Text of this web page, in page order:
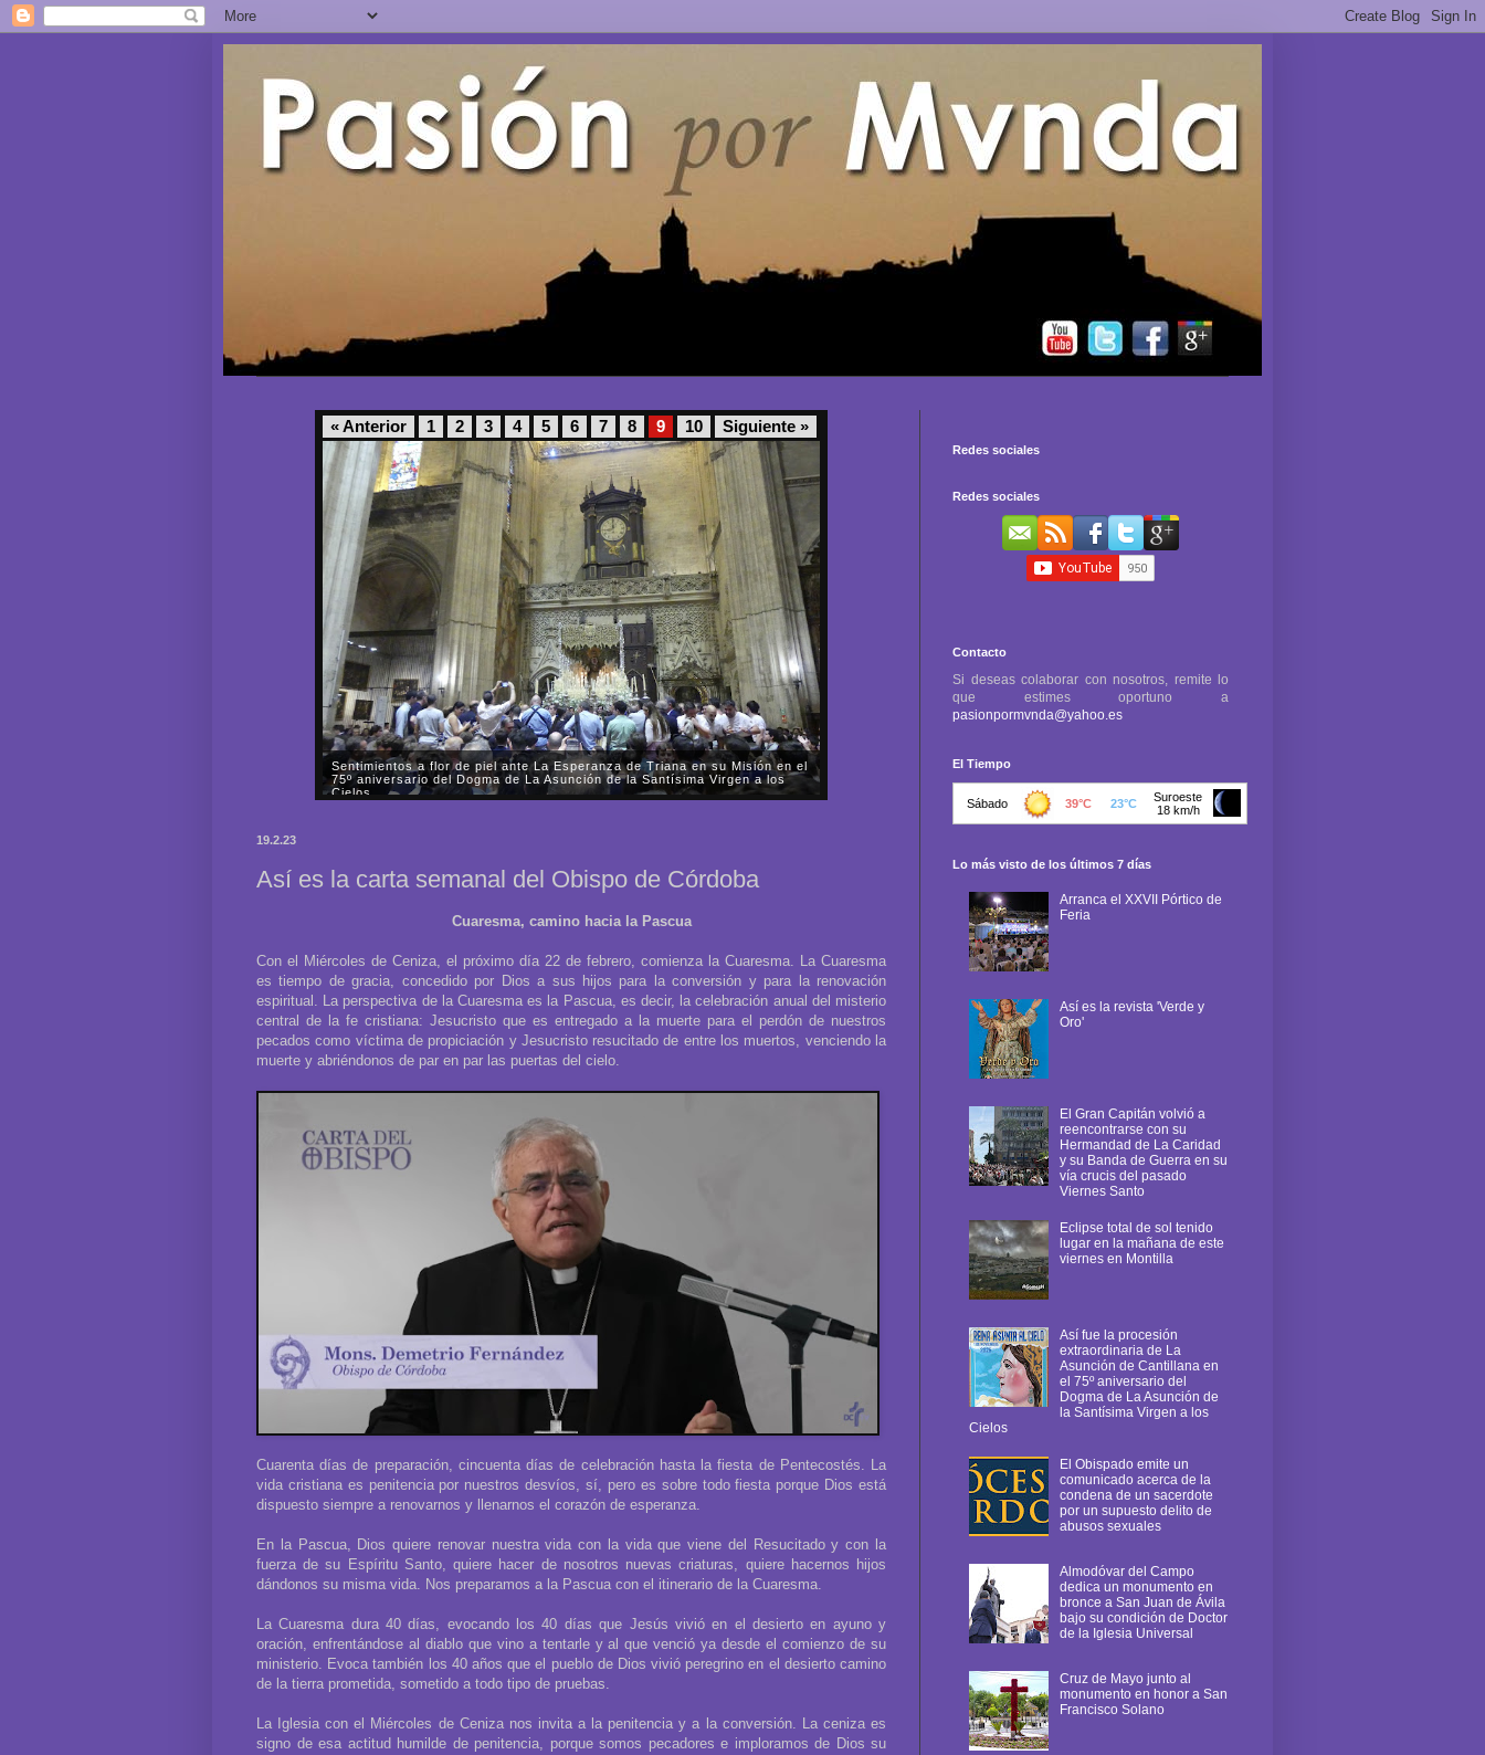
« Anterior 1 2 3 4 5 6 7 8 9 10 Siguiente »
Sentimientos a flor de piel ante La Esperanza de Triana en su Misión en el
75º aniversario del Dogma de La Asunción de la Santísima Virgen a los
Cielos
19.2.23
Así es la carta semanal del Obispo de Córdoba
Cuaresma, camino hacia la Pascua
Con el Miércoles de Ceniza, el próximo día 22 de febrero, comienza la Cuaresma. La Cuaresma
es tiempo de gracia, concedido por Dios a sus hijos para la conversión y para la renovación
espiritual. La perspectiva de la Cuaresma es la Pascua, es decir, la celebración anual del misterio
central de la fe cristiana: Jesucristo que es entregado a la muerte para el perdón de nuestros
pecados como víctima de propiciación y Jesucristo resucitado de entre los muertos, venciendo la
muerte y abriéndonos de par en par las puertas del cielo.
Cuarenta días de preparación, cincuenta días de celebración hasta la fiesta de Pentecostés. La
vida cristiana es penitencia por nuestros desvíos, sí, pero es sobre todo fiesta porque Dios está
dispuesto siempre a renovarnos y llenarnos el corazón de esperanza.
En la Pascua, Dios quiere renovar nuestra vida con la vida que viene del Resucitado y con la
fuerza de su Espíritu Santo, quiere hacer de nosotros nuevas criaturas, quiere hacernos hijos
dándonos su misma vida. Nos preparamos a la Pascua con el itinerario de la Cuaresma.
La Cuaresma dura 40 días, evocando los 40 días que Jesús vivió en el desierto en ayuno y
oración, enfrentándose al diablo que vino a tentarle y al que venció ya desde el comienzo de su
ministerio. Evoca también los 40 años que el pueblo de Dios vivió peregrino en el desierto camino
de la tierra prometida, sometido a todo tipo de pruebas.
La Iglesia con el Miércoles de Ceniza nos invita a la penitencia y a la conversión. La ceniza es
signo de esa actitud humilde de penitencia, porque somos pecadores e imploramos de Dios su
Redes sociales
Redes sociales
Contacto
Si deseas colaborar con nosotros, remite lo
que estimes oportuno a
pasionpormvnda@yahoo.es
El Tiempo
Lo más visto de los últimos 7 días
Arranca el XXVII Pórtico de
Feria
Así es la revista 'Verde y
Oro'
El Gran Capitán volvió a
reencontrarse con su
Hermandad de La Caridad
y su Banda de Guerra en su
vía crucis del pasado
Viernes Santo
Eclipse total de sol tenido
lugar en la mañana de este
viernes en Montilla
Así fue la procesión
extraordinaria de La
Asunción de Cantillana en
el 75º aniversario del
Dogma de La Asunción de
la Santísima Virgen a los
Cielos
El Obispado emite un
comunicado acerca de la
condena de un sacerdote
por un supuesto delito de
abusos sexuales
Almodóvar del Campo
dedica un monumento en
bronce a San Juan de Ávila
bajo su condición de Doctor
de la Iglesia Universal
Cruz de Mayo junto al
monumento en honor a San
Francisco Solano